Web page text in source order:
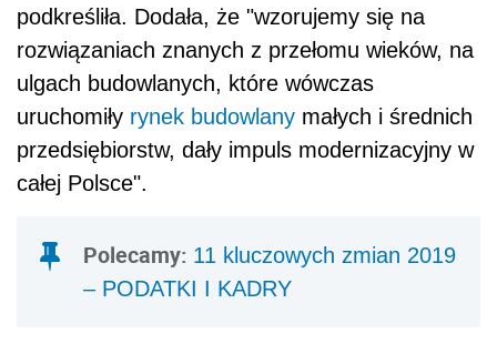
podkreśliła. Dodała, że "wzorujemy się na
rozwiązaniach znanych z przełomu wieków, na
ulgach budowlanych, które wówczas
uruchomiły rynek budowlany małych i średnich
przedsiębiorstw, dały impuls modernizacyjny w
całej Polsce".
Polecamy: 11 kluczowych zmian 2019
– PODATKI I KADRY